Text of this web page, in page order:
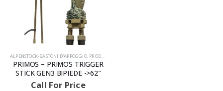
ALPENSTOCK-BASTONI D'APPOGGIO, PRODOTTI
PRIMOS – PRIMOS TRIGGER
STICK GEN3 BIPIEDE ->62″
Call For Price